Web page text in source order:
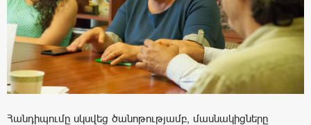
Հանդիպումը սկսվեց ծանոթությամբ, մասնակիցները